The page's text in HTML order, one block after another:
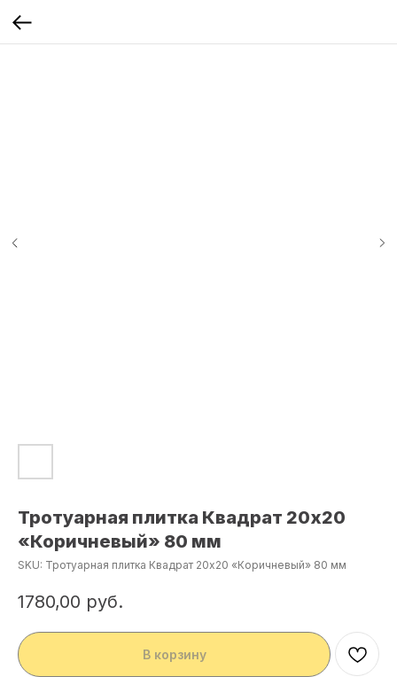
Тротуарная плитка Квадрат 20х20
«Коричневый» 80 мм
SKU: Тротуарная плитка Квадрат 20х20 «Коричневый» 80 мм
1780,00 руб.
В корзину